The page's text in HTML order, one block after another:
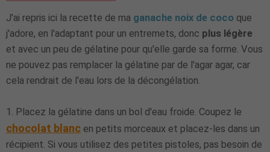
J'ai repris ici la recette de ma ganache noix de coco que
j'adore, en l'adaptant pour un entremets, donc plus légère
et avec un peu de gélatine pour qu'elle garde sa forme. Vous
ne pouvez pas remplacer la gélatine par de l'agar agar, car
cela rendrait de l'eau lors de la décongélation.
1. Placez la gélatine dans un bol d'eau froide. Coupez le
chocolat blanc en petits morceaux et placez-les dans un
récipient. Si vous utilisez des petites pistoles, pas besoin de